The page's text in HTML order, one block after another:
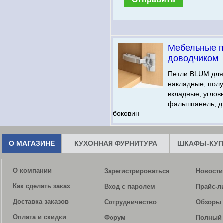
Мебельные
доводчиком
Петли BLUM
накладные,
вкладные,
фальшпанель,
боковин
О МАГАЗИНЕ КУХОННАЯ ФУРНИТУРА ШКАФЫ-
О компании
Как сделать заказ
Доставка заказов
Оплата и скидки
Зарегистрироваться
Вход с паролем
Сотрудничество
Форум
Новости
Прайс-
Обзоры
Полный